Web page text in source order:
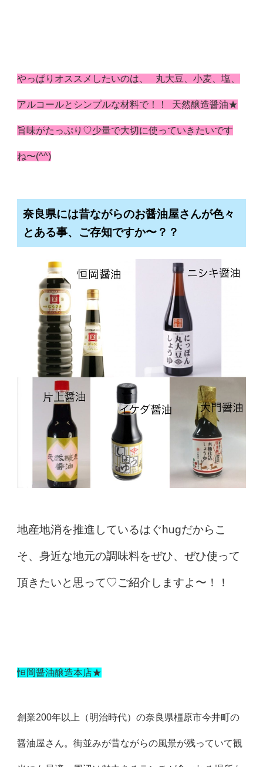
やっぱりオススメしたいのは、 丸大豆、小麦、塩、
アルコールとシンプルな材料で！！ 天然醸造醤油★
旨味がたっぷり♡少量で大切に使っていきたいです
ね〜(^^)
奈良県には昔ながらのお醤油屋さんが色々
とある事、ご存知ですか〜？？
地産地消を推進しているはぐhugだからこ
そ、身近な地元の調味料をぜひ、ぜひ使って
頂きたいと思って♡ご紹介しますよ〜！！
恒岡醤油醸造本店★
創業200年以上（明治時代）の奈良県橿原市今井町の
醤油屋さん。街並みが昔ながらの風景が残っていて観